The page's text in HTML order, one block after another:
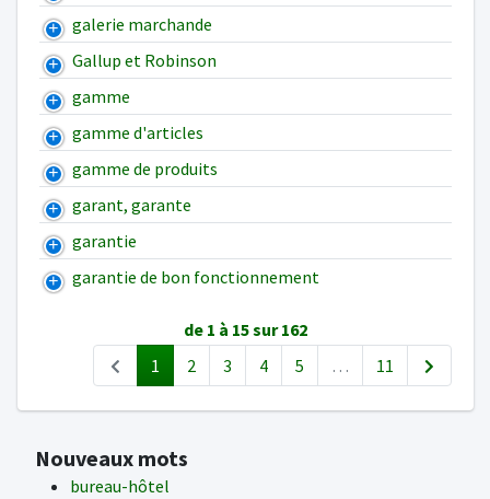
galerie marchande
Gallup et Robinson
gamme
gamme d'articles
gamme de produits
garant, garante
garantie
garantie de bon fonctionnement
de 1 à 15 sur 162
1
2 3 4 5 … 11
Nouveaux mots
bureau-hôtel